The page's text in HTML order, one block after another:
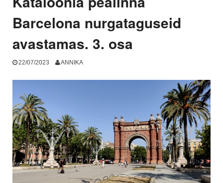
Barcelona nurgataguseid
avastamas. 3. osa
22/07/2023 ANNIKA